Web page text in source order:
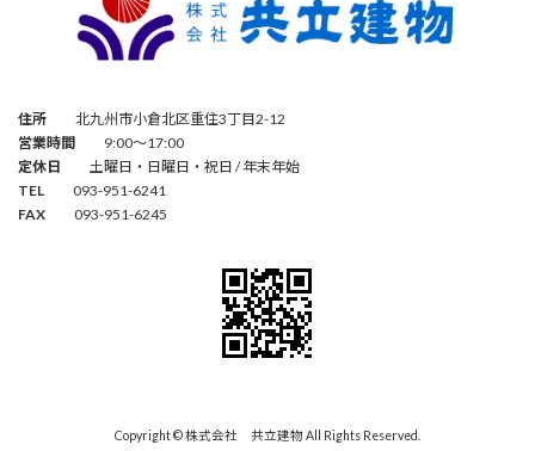
住所 北九州市小倉北区重住3丁目2-12
営業時間 9:00～17:00
定休日 土曜日・日曜日・祝日 / 年末年始
TEL 093-951-6241
FAX 093-951-6245
Copyright © 株式会社 共立建物 All Rights Reserved.